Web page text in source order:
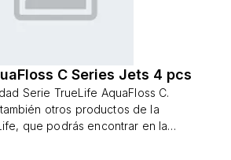
C Series Jets 4 pcs
Serie TrueLife AquaFloss C.
otros productos de la
que podrás encontrar en las